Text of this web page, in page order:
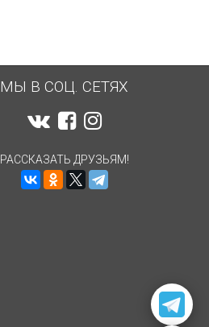
МЫ В СОЦ. СЕТЯХ
РАССКАЗАТЬ ДРУЗЬЯМ!